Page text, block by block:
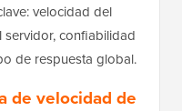
velocidad del
confiabilidad
de respuesta global.
de velocidad de